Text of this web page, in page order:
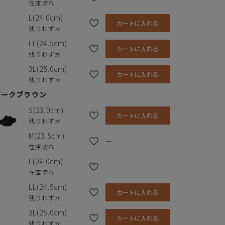
在庫切れ
L(24.0cm)
残りわずか
カートに入れる
LL(24.5cm)
残りわずか
カートに入れる
3L(25.0cm)
残りわずか
カートに入れる
クブラウン
S(23.0cm)
残りわずか
カートに入れる
M(23.5cm)
在庫切れ
—
L(24.0cm)
在庫切れ
—
LL(24.5cm)
残りわずか
カートに入れる
3L(25.0cm)
残りわずか
カートに入れる